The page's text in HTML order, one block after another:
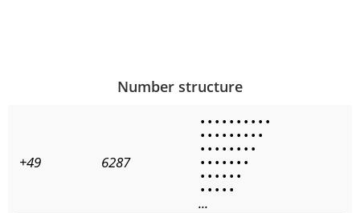
Number structure
+49 6287
• • • • • • • • • •
• • • • • • • • •
• • • • • • • •
• • • • • • •
• • • • • •
• • • • •
...